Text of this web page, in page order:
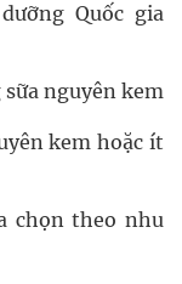
Quốc gia
nguyên kem
kem hoặc ít
chọn theo nhu